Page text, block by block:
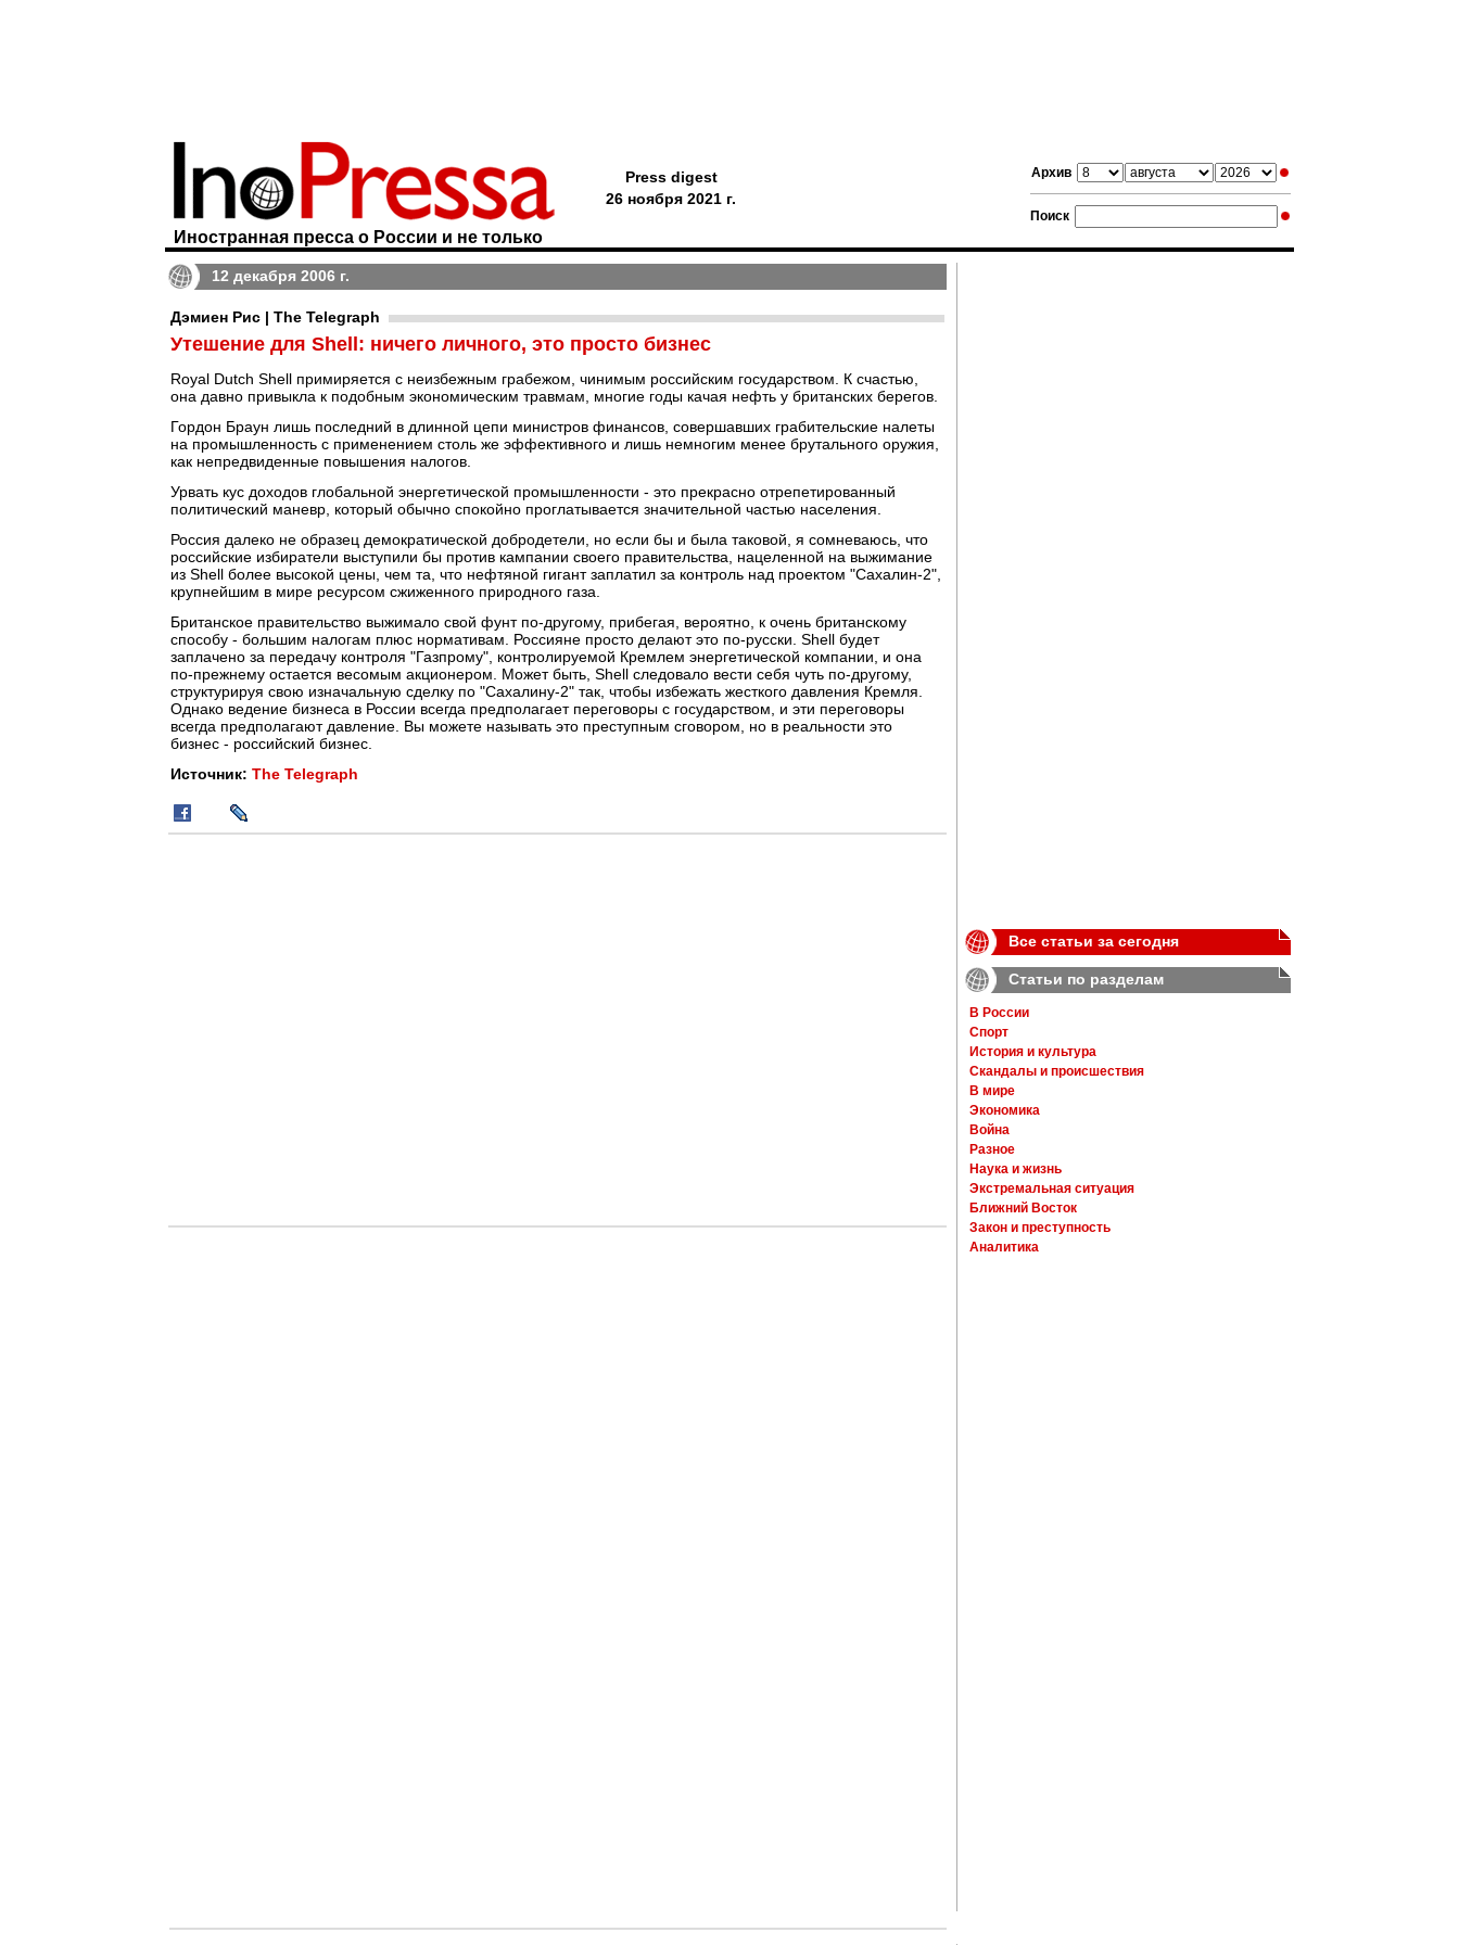
Архив
Поиск
Иностранная пресса о России и не только
Press digest
26 ноября 2021 г.
12 декабря 2006 г.
Дэмиен Рис | The Telegraph
Утешение для Shell: ничего личного, это просто бизнес
Royal Dutch Shell примиряется с неизбежным грабежом, чинимым российским государством. К счастью,
она давно привыкла к подобным экономическим травмам, многие годы качая нефть у британских берегов.
Гордон Браун лишь последний в длинной цепи министров финансов, совершавших грабительские налеты
на промышленность с применением столь же эффективного и лишь немногим менее брутального оружия,
как непредвиденные повышения налогов.
Урвать кус доходов глобальной энергетической промышленности - это прекрасно отрепетированный
политический маневр, который обычно спокойно проглатывается значительной частью населения.
Россия далеко не образец демократической добродетели, но если бы и была таковой, я сомневаюсь, что
российские избиратели выступили бы против кампании своего правительства, нацеленной на выжимание
из Shell более высокой цены, чем та, что нефтяной гигант заплатил за контроль над проектом "Сахалин-2",
крупнейшим в мире ресурсом сжиженного природного газа.
Британское правительство выжимало свой фунт по-другому, прибегая, вероятно, к очень британскому
способу - большим налогам плюс нормативам. Россияне просто делают это по-русски. Shell будет
заплачено за передачу контроля "Газпрому", контролируемой Кремлем энергетической компании, и она
по-прежнему остается весомым акционером. Может быть, Shell следовало вести себя чуть по-другому,
структурируя свою изначальную сделку по "Сахалину-2" так, чтобы избежать жесткого давления Кремля.
Однако ведение бизнеса в России всегда предполагает переговоры с государством, и эти переговоры
всегда предполагают давление. Вы можете называть это преступным сговором, но в реальности это
бизнес - российский бизнес.
Источник: The Telegraph
Все статьи за сегодня
Статьи по разделам
В России
Спорт
История и культура
Скандалы и происшествия
В мире
Экономика
Война
Разное
Наука и жизнь
Экстремальная ситуация
Ближний Восток
Закон и преступность
Аналитика